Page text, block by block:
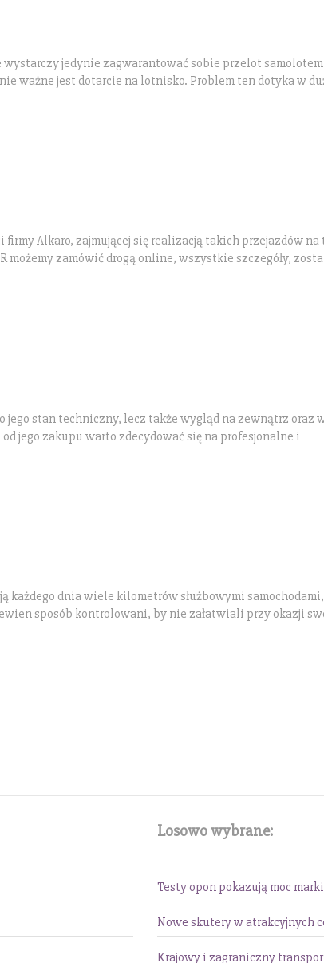
jedynie zagwarantować sobie przelot
ważne jest dotarcie na lotnisko. Problem ten dotyka w
Alkaro, zajmującej się realizacją takich przejazdów na
możemy zamówić drogą online, wszystkie szczegóły,
stan techniczny, lecz także wygląd na zewnątrz oraz
jego zakupu warto zdecydować się na profesjonalne i
dnia wiele kilometrów służbowymi
sposób kontrolowani, by nie załatwiali przy okazji
Losowo wybrane:
Testy opon pokazują moc
Nowe skutery w atrakcyjnych
Krajowy i zagraniczny